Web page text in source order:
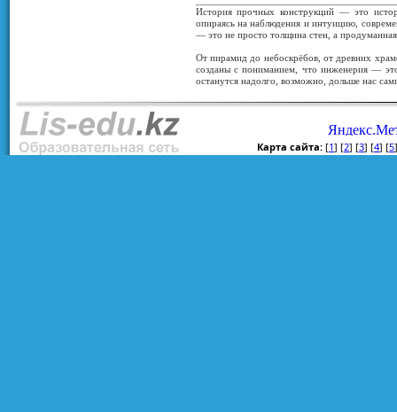
История прочных конструкций — это
опираясь на наблюдения и интуицию,
— это не просто толщина стен, а
От пирамид до небоскрёбов, от древних
созданы с пониманием, что инженерия —
останутся надолго, возможно, дольше нас
Карта сайта: [1] [2] [3] [4] [5